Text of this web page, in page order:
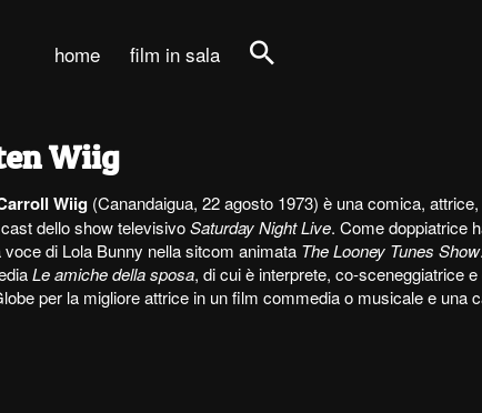
home film in sala
Wiig
Wiig (Canandaigua, 22 agosto 1973) è una comica,
dello show televisivoSaturday Night Live. Come doppiatrice
voce di Lola Bunny nella sitcom animata The Looney Tunes Show
Le amiche della sposa, di cui è interprete, co-sceneggiatrice
per la migliore attrice in un film commedia o musicale e una